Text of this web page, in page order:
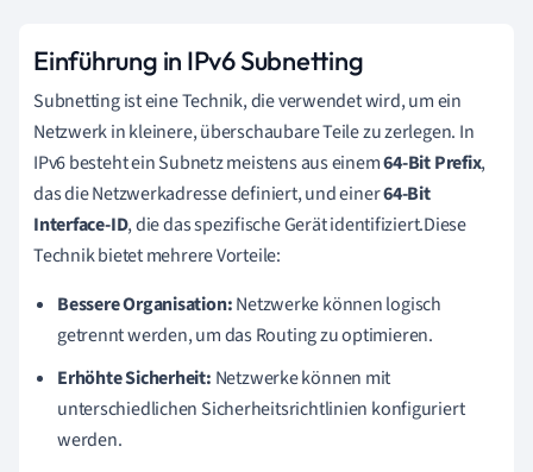
Einführung in IPv6 Subnetting
Subnetting ist eine Technik, die verwendet wird, um ein
Netzwerk in kleinere, überschaubare Teile zu zerlegen. In
IPv6 besteht ein Subnetz meistens aus einem64-Bit Prefix,
das die Netzwerkadresse definiert, und einer64-Bit
Interface-ID, die das spezifische Gerät identifiziert.Diese
Technik bietet mehrere Vorteile:
Bessere Organisation:Netzwerke können logisch
getrennt werden, um das Routing zu optimieren.
Erhöhte Sicherheit: Netzwerke können mit
unterschiedlichen Sicherheitsrichtlinien konfiguriert
werden.